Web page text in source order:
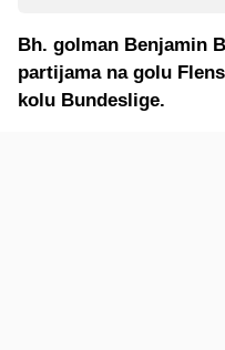
Bh. golman Benjamin
partijama na golu
kolu Bundeslige.